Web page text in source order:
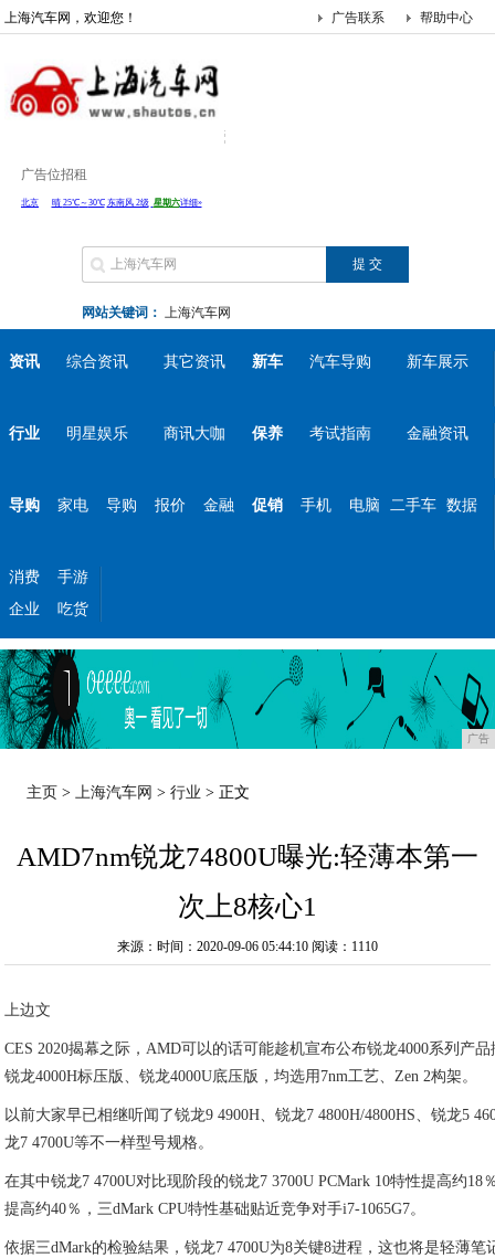
上海汽车网，欢迎您！ 帮助中心
广告联系
广告位招租
网站关键词： 上海汽车网
资讯 综合资讯 其它资讯 新车 汽车导购 新车展示
行业 明星娱乐 商讯大咖 保养 考试指南 金融资讯
导购 家电 导购 报价 金融 促销 手机 电脑 二手车 数据
消费
手游
企业
吃货
广告
主页 >上海汽车网 >行业 > 正文
AMD7nm锐龙74800U曝光:轻薄本第一
次上8核心1
来源：时间：2020-09-06 05:44:10 阅读：1110
上边文
CES 2020揭幕之际，AMD可以的话可能趁机宣布公布锐龙4000系列产
锐龙4000H标压版、锐龙4000U底压版，均选用7nm工艺、Zen 2构架。
以前大家早已相继听闻了锐龙9 4900H、锐龙7 4800H/4800HS、锐龙5
龙7 4700U等不一样型号规格。
在其中锐龙7 4700U对比现阶段的锐龙7 3700U PCMark 10特性提高约18
提高约40％，三dMark CPU特性基础贴近竞争对手i7-1065G7。
依据三dMark的检验結果，锐龙7 4700U为8关键8进程，这也将是轻薄笔